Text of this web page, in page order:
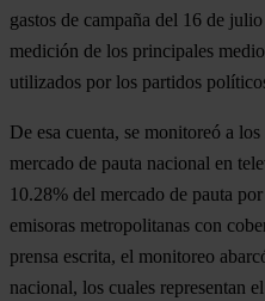
gastos de campaña del 16 de
medición de los principales
utilizados por los partidos
De esa cuenta, se monitoreó a
mercado de pauta nacional en
10.28% del mercado de pauta
emisoras metropolitanas con
prensa escrita, el monitoreo
nacional, los cuales representan